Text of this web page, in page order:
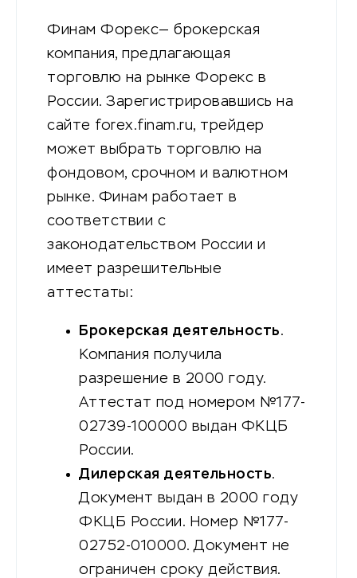
Финам Форекс— брокерская
компания, предлагающая
торговлю на рынке Форекс в
России. Зарегистрировавшись на
сайте forex.finam.ru, трейдер
может выбрать торговлю на
фондовом, срочном и валютном
рынке. Финам работает в
соответствии с
законодательством России и
имеет разрешительные
аттестаты:
Брокерская деятельность.
Компания получила
разрешение в 2000 году.
Аттестат под номером №177-
02739-100000 выдан ФКЦБ
России.
Дилерская деятельность.
Документ выдан в 2000 году
ФКЦБ России. Номер №177-
02752-010000. Документ не
ограничен сроку действия.